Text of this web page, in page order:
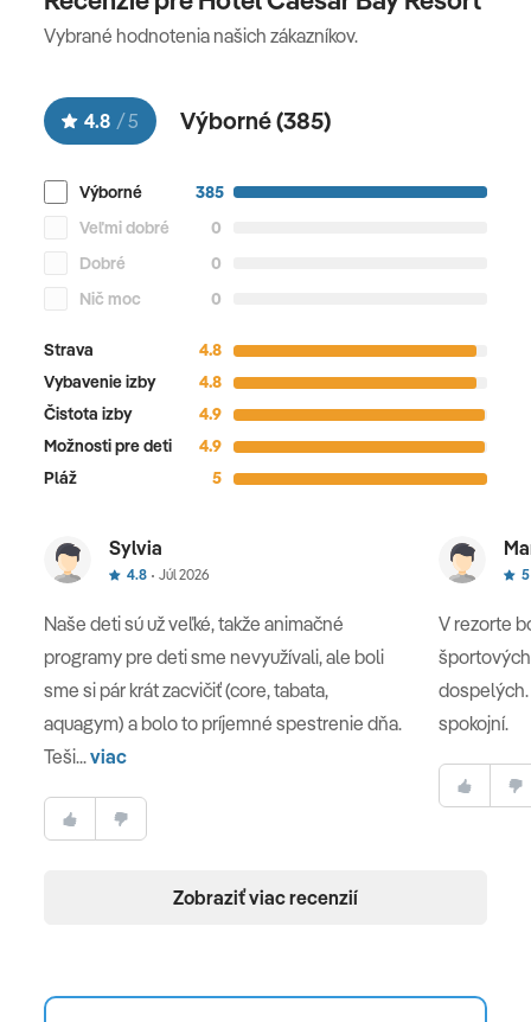
Vybrané hodnotenia našich zákazníkov.
4.8 /5 Výborné (385)
Výborné
385
Veľmi dobré
0
Dobré
0
Nič moc
0
Strava
4.8
Vybavenie izby
4.8
Čistota izby
4.9
Možnosti pre deti
4.9
Pláž
5
Sylvia
4.8 Júl 2026
Naše deti sú už veľké, takže animačné
programy pre deti sme nevyužívali, ale boli
sme si pár krát zacvičiť (core, tabata,
aquagym) a bolo to príjemné spestrenie dňa.
Teši...viac
5
V rezorte
dospelých.
spokojní.
Zobraziť viac recenzií